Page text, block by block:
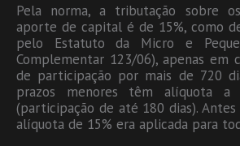
Pela norma, a tributação sobre
aporte de capital é de 15%, como
pelo Estatuto da Micro e
Complementar 123/06), apenas em
de participação por mais de 720
prazos menores têm alíquota
(participação de até 180 dias).
alíquota de 15% era aplicada para